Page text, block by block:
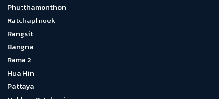
Phutthamonthon
Ratchaphruek
Rangsit
Bangna
Rama 2
Hua Hin
Pattaya